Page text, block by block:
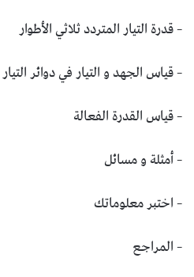
– قدرة التيار المتردد ثلاثي الأطوار
– قياس الجهد و التيار في دوائر التيار
– قياس القدرة الفعالة
– أمثلة و مسائل
– اختبر معلوماتك
– المراجع